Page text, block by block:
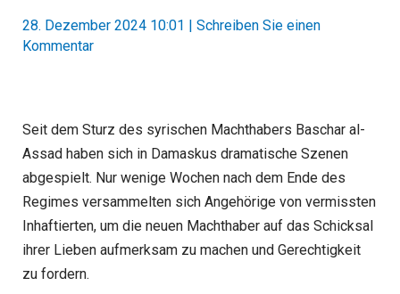
28. Dezember 2024 10:01
Schreiben Sie einen
Kommentar
Seit dem Sturz des syrischen Machthabers Baschar al-
Assad haben sich in Damaskus dramatische Szenen
abgespielt. Nur wenige Wochen nach dem Ende des
Regimes versammelten sich Angehörige von vermissten
Inhaftierten, um die neuen Machthaber auf das Schicksal
ihrer Lieben aufmerksam zu machen und Gerechtigkeit
zu fordern.